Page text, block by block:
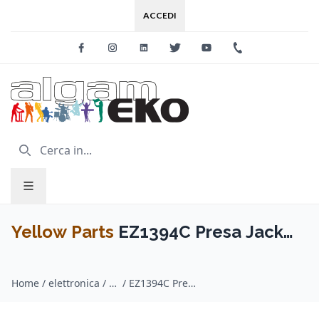
ACCEDI
FacebookInstagramLinkedinTwitter Youtube
Yellow Parts EZ1394C Presa Jack
Home / elettronica / Yellow Parts / EZ1394C Presa Jack Stratocaster® Style Cromato